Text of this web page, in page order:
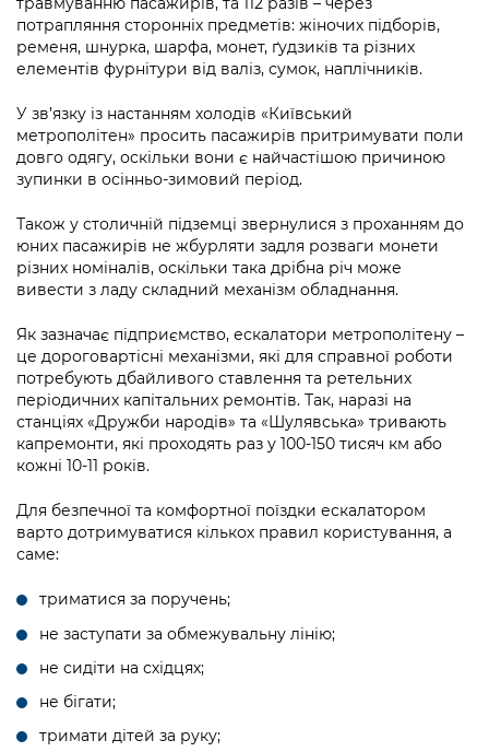
Підприємства, установи, організації
Kyiv International Relations
Гендерна політика
Безбар'єрність
Київська міська військова адміністрація
Портал Захисників та Захисниць
Безбар'єрність
Портал послуг
Міський застосунок Київ Цифровий
Важливе під час воєнного стану
Уряд» – місцевий рівень»
Важливе під час воєнного стану
Про відкриті дані
Портал даних Києва
Публічні дашборди
потрапляння сторонніх предметів: жіночих підборів,
ременя, шнурка, шарфа, монет, ґудзиків та різних
елементів фурнітури від валіз, сумок, наплічників.
У зв’язку із настанням холодів «Київський
метрополітен» просить пасажирів притримувати поли
довго одягу, оскільки вони є найчастішою причиною
зупинки в осінньо-зимовий період.
Також у столичній підземці звернулися з проханням до
юних пасажирів не жбурляти задля розваги монети
різних номіналів, оскільки така дрібна річ може
вивести з ладу складний механізм обладнання.
Як зазначає підприємство, ескалатори метрополітену –
це дороговартісні механізми, які для справної роботи
потребують дбайливого ставлення та ретельних
періодичних капітальних ремонтів. Так, наразі на
станціях «Дружби народів» та «Шулявська» тривають
капремонти, які проходять раз у 100-150 тисяч км або
кожні 10-11 років.
Для безпечної та комфортної поїздки ескалатором
варто дотримуватися кількох правил користування, а
саме:
триматися за поручень;
не заступати за обмежувальну лінію;
не сидіти на східцях;
не бігати;
тримати дітей за руку;